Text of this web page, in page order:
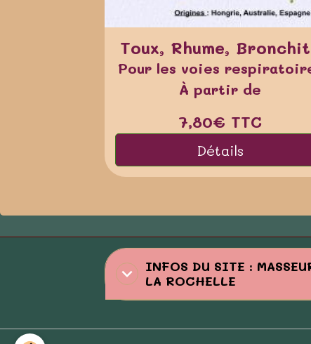
Toux, Rhume,
Pour les voies
À partir de
7,80€ TTC
Détails
INFOS DU SITE :
LA ROCHELLE